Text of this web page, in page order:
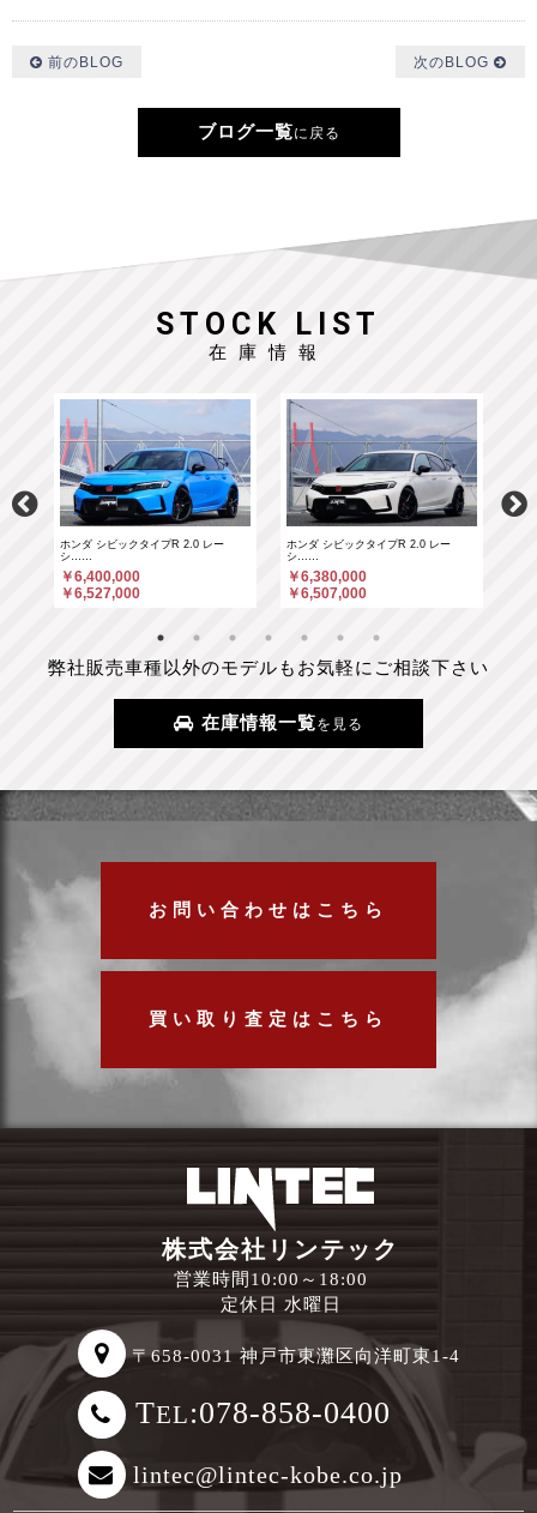
前のBLOG 次のBLOG
ブログ一覧に戻る
STOCK LIST
在庫情報
ホンダ シビックタイプR 2.0 レー
シ……
￥6,400,000
￥6,527,000
ホンダ シビックタイプR 2.0 レー
シ……
￥6,380,000
￥6,507,000
弊社販売車種以外のモデルもお気軽にご相談下さい
在庫情報一覧を見る
お問い合わせはこちら
買い取り査定はこちら
株式会社リンテック
営業時間10:00～18:00
定休日 水曜日
〒658-0031 神戸市東灘区向洋町東1-4
TEL:078-858-0400
lintec@lintec-kobe.co.jp